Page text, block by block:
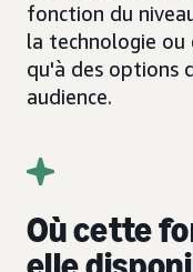
fonction du
la technologie ou
qu'à des options
audience.
Où cette